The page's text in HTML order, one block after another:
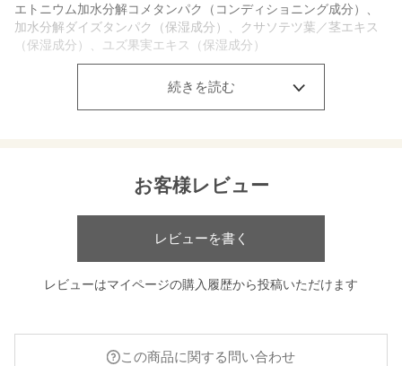
エトニウム加水分解コメタンパク（コンディショニング成分）、
加水分解ダイズタンパク（保湿成分）、クサソテツ葉／茎エキス
（保湿成分）、ユズ果実エキス（保湿成分）
【スキャルプブラシ ブルー】
アウトバスでもインバスでも使用でき、しっかりツボ押しできる
*素材の特性上、生地に黒点の混入、擦れや折れキズ、黄変がある
場合があります。
✓時短アイテムをお探しの方
✓冷感アイテムをお探しの方
続きを読む
お客様レビュー
レビューを書く
レビューはマイページの購入履歴から投稿いただけます
この商品に関する問い合わせ